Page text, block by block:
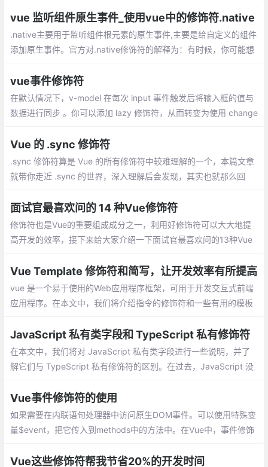
vue 监听组件原生事件_使用vue中的修饰符.native
.native主要用于监听组件根元素的原生事件,主要是给自定义的组件
添加原生事件。官方对.native修饰符的解释为：有时候，你可能想
符 .native 。
vue事件修饰符
在默认情况下，v-model 在每次 input 事件触发后将输入框的值与
数据进行同步 。你可以添加 lazy 修饰符，从而转变为使用 change
model 添加 trim 修饰符：
Vue 的 .sync 修饰符
.sync 修饰符算是 Vue 的所有修饰符中较难理解的一个，本篇文章
就带你走近 .sync 的世界，深入理解后会发现，其实也就那么回
符 由浅入深地来讲解 .sync 的含义及用法。
面试官最喜欢问的 14 种Vue修饰符
修饰符也是Vue的重要组成成分之一，利用好修饰符可以大大地提
高开发的效率，接下来给大家介绍一下面试官最喜欢问的13种Vue
Vue Template 修饰符和简写，让开发效率有所提高
vue 是一个易于使用的Web应用程序框架，可用于开发交互式前端
应用程序。在本文中，我们将介绍指令的修饰符和一些有用的模板
为该值的事件处理函数上自动运行
JavaScript 私有类字段和 TypeScript 私有修饰符
在本文中，我们将对 JavaScript 私有类字段进行一些说明，并了
解它们与 TypeScript 私有修饰符的区别。在过去，JavaScript 没
Vue事件修饰符的使用
如果需要在内联语句处理器中访问原生DOM事件。可以使用特殊变
量$event，把它传入到methods中的方法中。在Vue中，事件修饰
理这些烦恼的事情，而能有更多的精力专注于程序的逻辑处理
Vue这些修饰符帮我节省20%的开发时间